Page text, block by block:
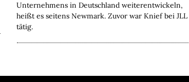
Unternehmens in Deutschland weiterentwickeln,
heißt es seitens Newmark. Zuvor war Knief bei JLL
tätig.